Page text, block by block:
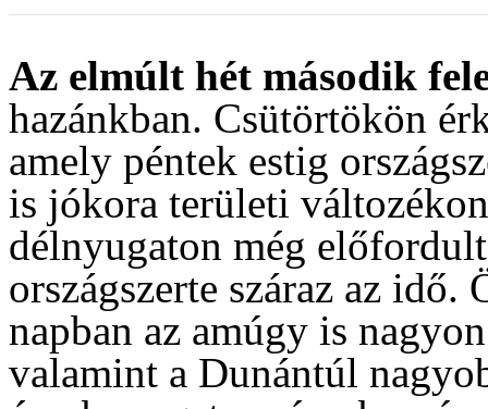
Az elmúlt hét második
hazánkban. Csütörtökön
amely péntek estig
is jókora területi
délnyugaton még
országszerte száraz az idő.
napban az amúgy is
valamint a Dunántúl